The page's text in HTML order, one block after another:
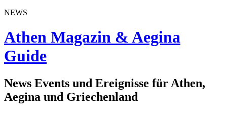
NEWS
Athen Magazin & Aegina
Guide
News Events und Ereignisse für Athen,
Aegina und Griechenland